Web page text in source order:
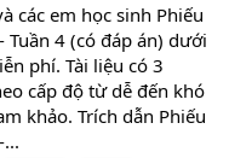
các em học sinh Phiếu
Tuần 4 (có đáp án) dưới
phí. Tài liệu có 3
cấp độ từ dễ đến khó
khảo. Trích dẫn Phiếu